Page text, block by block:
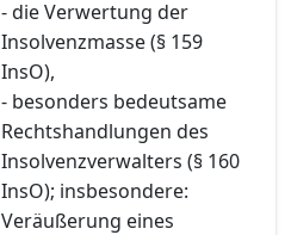
- die Verwertung der
Insolvenzmasse (§ 159
InsO),
- besonders bedeutsame
Rechtshandlungen des
Insolvenzverwalters (§ 160
InsO); insbesondere:
Veräußerung eines